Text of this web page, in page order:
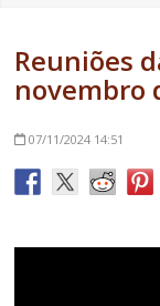
Reuniões
novembro
07/11/2024 14:51